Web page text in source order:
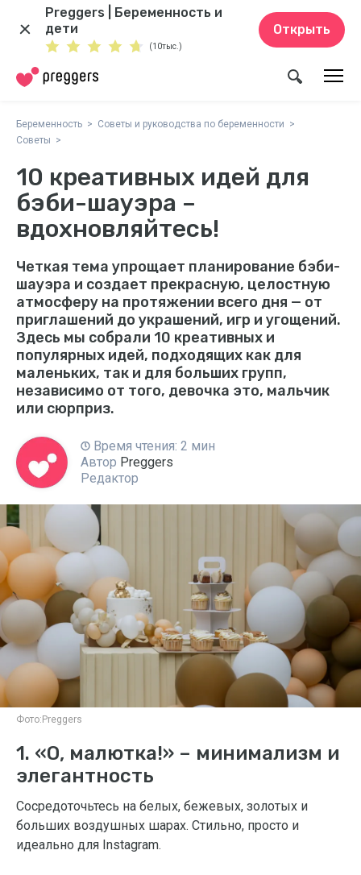
Preggers | Беременность и
дети
(10тыс.)
Открыть
Беременность
Советы и руководства по беременности
Советы
10 креативных идей для
бэби-шауэра –
вдохновляйтесь!
Четкая тема упрощает планирование бэби-
шауэра и создает прекрасную, целостную
атмосферу на протяжении всего дня — от
приглашений до украшений, игр и угощений.
Здесь мы собрали 10 креативных и
популярных идей, подходящих как для
маленьких, так и для больших групп,
независимо от того, девочка это, мальчик
или сюрприз.
Время чтения: 2 мин
Автор Preggers
Редактор
Фото: Preggers
1. «О, малютка!» – минимализм и
элегантность
Сосредоточьтесь на белых, бежевых, золотых и
больших воздушных шарах. Стильно, просто и
идеально для Instagram.